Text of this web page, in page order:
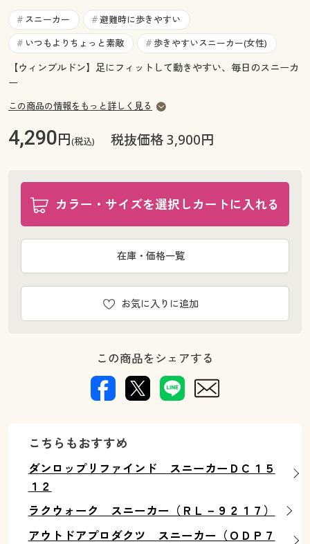
お気に入り
サポート
ご利用ガイド
よくある質問とお問い合わせ
サポート
ご利用ガイド
よくある質問とお問い合わせ
# スニーカー # 避難時に歩きやすい
# いつもよりちょっと素敵 # 歩きやすいスニーカー(女性)
【ウィンブルドン】足にフィットして動きやすい、毎日のスニーカ
ー
この商品の情報をもっと詳しく見る
4,290円(税込) 税抜価格 3,900円
カラー・サイズを選択しカートに入れる
お気に入りに追加
在庫・価格一覧
この商品をシェアする
こちらもおすすめ
ダンロップリファインド スニーカーＤＣ１５
１２
ラクウォーク スニーカー（ＲＬ－９２１７）
アウトドアプロダクツ スニーカー（ＯＤＰ７